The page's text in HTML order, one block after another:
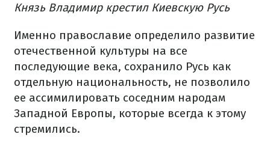
Князь Владимир крестил Киевскую Русь
Именно православие определило развитие
отечественной культуры на все
последующие века, сохранило Русь как
отдельную национальность, не позволило
ее ассимилировать соседним народам
Западной Европы, которые всегда к этому
стремились.